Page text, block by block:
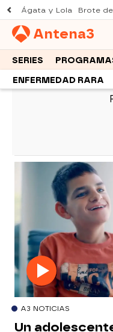
Ágata y Lola Brote
Antena3
SERIES
ENFERMEDAD RARA
A3 NOTICIAS
Un